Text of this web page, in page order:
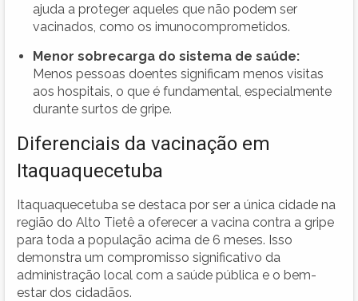
ajuda a proteger aqueles que não podem ser
vacinados, como os imunocomprometidos.
Menor sobrecarga do sistema de saúde:
Menos pessoas doentes significam menos visitas
aos hospitais, o que é fundamental, especialmente
durante surtos de gripe.
Diferenciais da vacinação em
Itaquaquecetuba
Itaquaquecetuba se destaca por ser a única cidade na
região do Alto Tietê a oferecer a vacina contra a gripe
para toda a população acima de 6 meses. Isso
demonstra um compromisso significativo da
administração local com a saúde pública e o bem-
estar dos cidadãos.